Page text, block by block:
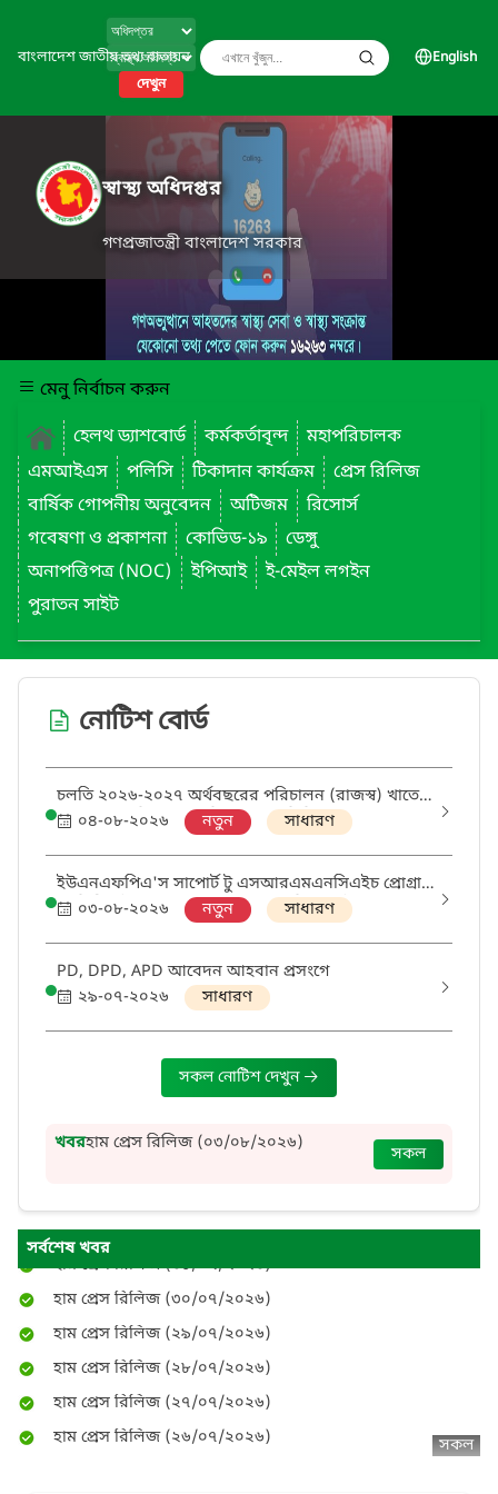
বাংলাদেশ জাতীয় তথ্য বাতায়ন
দেখুন
English
স্বাস্থ্য অধিদপ্তর
গণপ্রজাতন্ত্রী বাংলাদেশ সরকার
মেনু নির্বাচন করুন
হেলথ ড্যাশবোর্ড
কর্মকর্তাবৃন্দ
মহাপরিচালক
এমআইএস
পলিসি টিকাদান কার্যক্রম
প্রেস রিলিজ
বার্ষিক গোপনীয় অনুবেদন
অটিজম
রিসোর্স
গবেষণা ও প্রকাশনা
কোভিড-১৯
ডেঙ্গু
অনাপত্তিপত্র (NOC)
ইপিআই
ই-মেইল লগইন
পুরাতন সাইট
নোটিশ বোর্ড
চলতি ২০২৬-২০২৭ অর্থবছরের পরিচালন (রাজস্ব) খাতে
ক্রয়ের বাৎসরিক ক্রয় পরিকল্পনা (এপিপি) প্রণয়ন প্রসঙ্গে
০৪-০৮-২০২৬ নতুন সাধারণ
ইউএনএফপিএ'স সাপোর্ট টু এসআরএমএনসিএইচ প্রোগ্রাম
থ্রু ডিজিএইচএস প্রকল্পের আওতায় 'মিডওয়াইফ' এবং
'ডিস্ট্রিক্ট এসআরএইচআর কোঅর্ডিনেটর' পদের নিয়োগ
পরীক্ষায় উত্তীর্ণ ও অপেক্ষমানদের তালিকা
০৩-০৮-২০২৬ নতুন সাধারণ
PD, DPD, APD আবেদন আহবান প্রসংগে
২৯-০৭-২০২৬
সাধারণ
সকল নোটিশ দেখুন
খবর
হাম প্রেস রিলিজ (০৩/০৮/২০২৬)
হাম প্রেস রিলিজ (০২/০৮/২০২৬)
সকল
সর্বশেষ খবর
হাম প্রেস রিলিজ (০৫/০৮/২০২৬)
হাম প্রেস রিলিজ (০৪/০৮/২০২৬)
হাম প্রেস রিলিজ (০৩/০৮/২০২৬)
হাম প্রেস রিলিজ (০১/০৮/২০২৬)
হাম প্রেস রিলিজ (৩১/০৭/২০২৬)
হাম প্রেস রিলিজ (৩০/০৭/২০২৬)
হাম প্রেস রিলিজ (২৯/০৭/২০২৬)
হাম প্রেস রিলিজ (২৮/০৭/২০২৬)
হাম প্রেস রিলিজ (২৭/০৭/২০২৬)
হাম প্রেস রিলিজ (২৬/০৭/২০২৬)
হাম প্রেস রিলিজ (২৫/০৭/২০২৬)
সকল